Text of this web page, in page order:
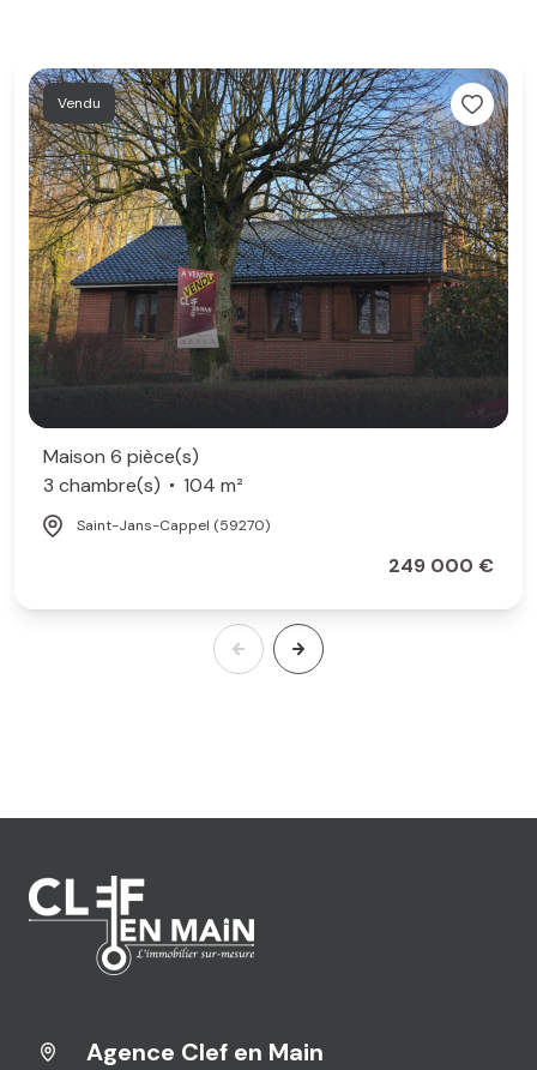
Vendu
Maison 6 pièce(s)
3 chambre(s)
104 m²
Saint-Jans-Cappel (59270)
249 000 €
Agence Clef en Main